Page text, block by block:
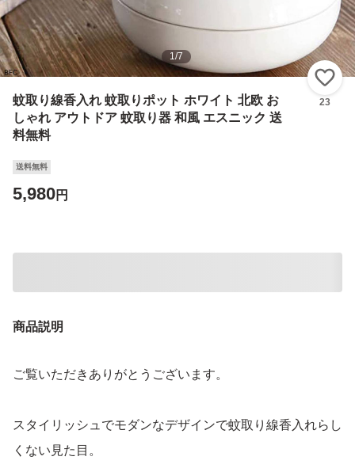
1/7
蚊取り線香入れ 蚊取りポット ホワイト 北欧 お
しゃれ アウトドア 蚊取り器 和風 エスニック 送
料無料
23
送料無料
5,980円
商品説明
ご覧いただきありがとうございます。
スタイリッシュでモダンなデザインで蚊取り線香入れらし
くない見た目。